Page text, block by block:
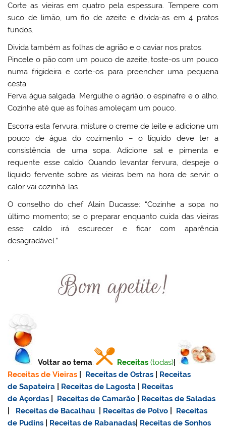
Corte as vieiras em quatro pela espessura. Tempere com
suco de limão, um fio de azeite e divida-as em 4 pratos
fundos.
Divida também as folhas de agrião e o caviar nos pratos.
Pincele o pão com um pouco de azeite, toste-os um pouco
numa frigideira e corte-os para preencher uma pequena
cesta.
Ferva água salgada. Mergulhe o agrião, o espinafre e o alho.
Cozinhe até que as folhas amoleçam um pouco.
Escorra esta fervura, misture o creme de leite e adicione um
pouco de água do cozimento – o líquido deve ter a
consistência de uma sopa. Adicione sal e pimenta e
requente esse caldo. Quando levantar fervura, despeje o
líquido fervente sobre as vieiras bem na hora de servir: o
calor vai cozinhá-las.
O conselho do chef Alain Ducasse: “Cozinhe a sopa no
último momento; se o preparar enquanto cuida das vieiras
esse caldo irá escurecer e ficar com aparência
desagradável.”
.
Voltar ao tema: Receitas (todas)
Receitas de Vieiras
Receitas de Ostras
Receitas
de Sapateira
Receitas de Lagosta
Receitas
de Açordas
Receitas de Camarão
Receitas de Saladas
Receitas de Bacalhau Receitas de Polvo
Receitas
de Pudins
Receitas de Rabanadas Receitas de Sonhos